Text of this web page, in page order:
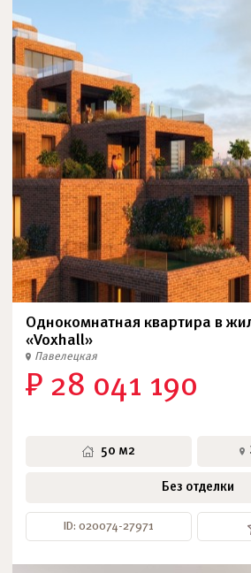
Однокомнатная квартира в
«Voxhall»
Павелецкая
₽ 28 041 190
50 м2
Без отделки
ID: 020074-27971